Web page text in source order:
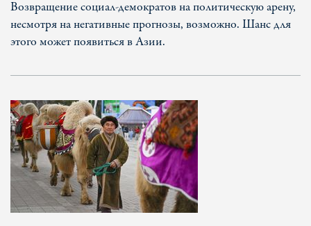
Возвращение социал-демократов на политическую арену,
несмотря на негативные прогнозы, возможно. Шанс для
этого может появиться в Азии.